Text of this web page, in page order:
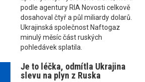
podle agentury RIA Novosti celkově
dosahoval čtyř a půl miliardy dolarů.
Ukrajinská společnost Naftogaz
minulý měsíc část ruských
pohledávek splatila.
Je to léčka, odmítla Ukrajina
slevu na plyn z Ruska